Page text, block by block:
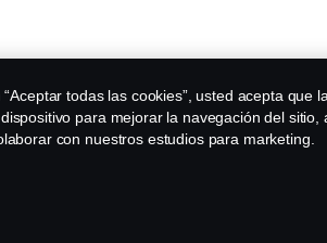
todas las cookies”, usted acepta que
para mejorar la navegación del sitio,
con nuestros estudios para marketing.